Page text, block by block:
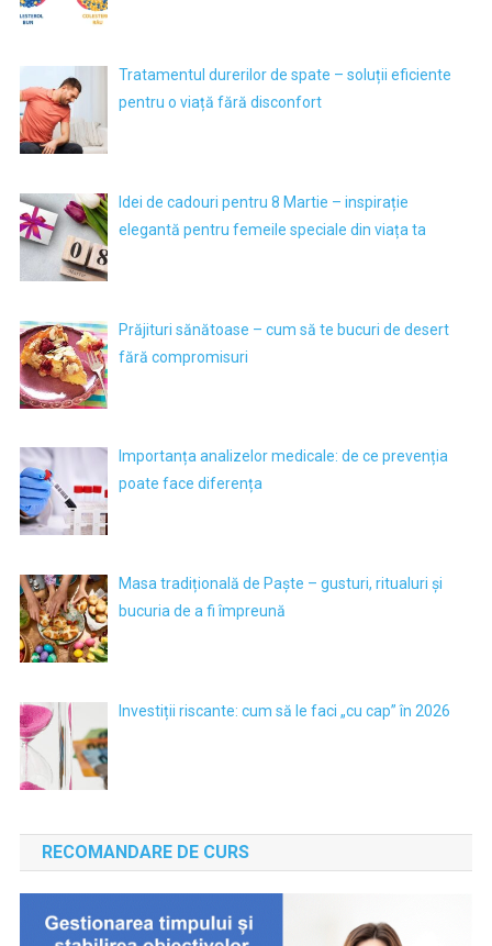
Tratamentul durerilor de spate – soluții eficiente
pentru o viață fără disconfort
Idei de cadouri pentru 8 Martie – inspirație
elegantă pentru femeile speciale din viața ta
Prăjituri sănătoase – cum să te bucuri de desert
fără compromisuri
Importanța analizelor medicale: de ce prevenția
poate face diferența
Masa tradițională de Paște – gusturi, ritualuri și
bucuria de a fi împreună
Investiții riscante: cum să le faci „cu cap” în 2026
RECOMANDARE DE CURS